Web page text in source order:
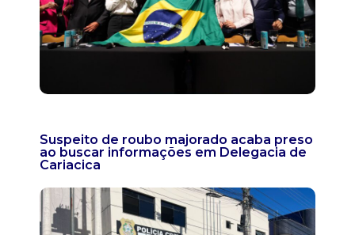
Suspeito de roubo majorado acaba preso
ao buscar informações em Delegacia de
Cariacica